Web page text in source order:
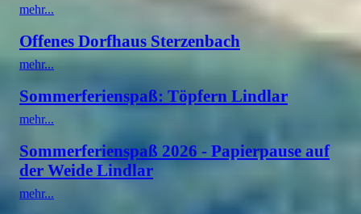
mehr...
Offenes Dorfhaus Sterzenbach
mehr...
Sommerferienspaß: Töpfern Lindlar
mehr...
Sommerferienspaß 2026 - Papierpause auf
der Weide Lindlar
mehr...